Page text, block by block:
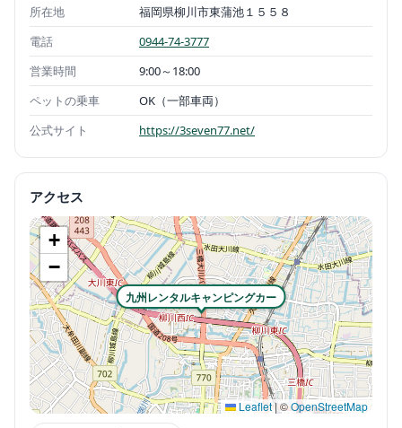
所在地
福岡県柳川市東蒲池１５５８
電話
0944-74-3777
営業時間
9:00～18:00
ペットの乗車
OK（一部車両）
公式サイト
https://3seven77.net/
アクセス
九州レンタルキャンピングカー
+
−
Leaflet|©OpenStreetMap